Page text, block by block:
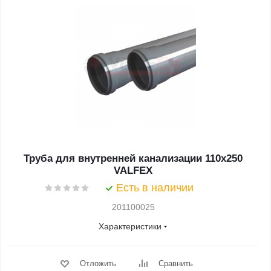
Труба для внутренней канализации 110x250
VALFEX
Есть в наличии
201100025
Характеристики
Отложить Сравнить